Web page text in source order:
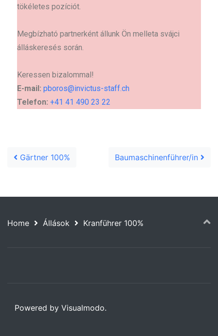
tökéletes pozíciót.
Megbízható partnerként állunk Ön melleta svájci
álláskeresés során.
Keressen bizalommal!
E-mail: pboros@invictus-staff.ch
Telefon: +41 41 490 23 22
Gärtner 100% Baumaschinenführer/in
Home Állások Kranführer 100%
Powered by Visualmodo.